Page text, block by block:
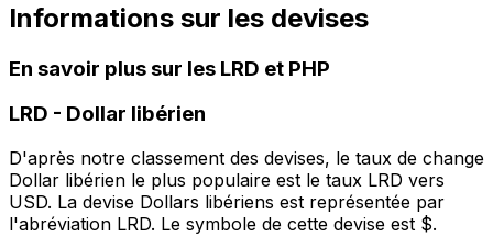
Informations sur les devises
En savoir plus sur les LRD et PHP
LRD - Dollar libérien
D'après notre classement des devises, le taux de change
Dollar libérien le plus populaire est le taux LRD vers
USD. La devise Dollars libériens est représentée par
l'abréviation LRD. Le symbole de cette devise est $.